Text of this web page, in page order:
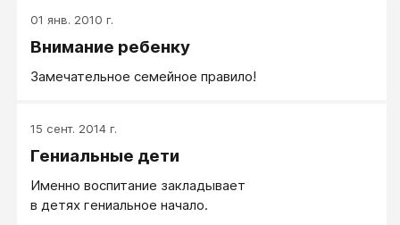
01 янв. 2010 г.
Внимание ребенку
Замечательное семейное правило!
15 сент. 2014 г.
Гениальные дети
Именно воспитание закладывает
в детях гениальное начало.